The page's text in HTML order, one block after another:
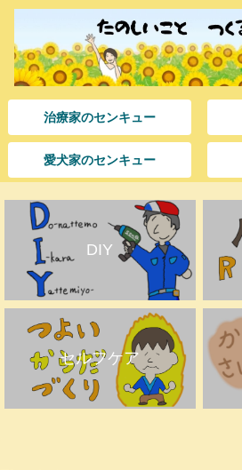
治療家のセンキュー
愛犬家のセンキュー
DIY
セルフケア